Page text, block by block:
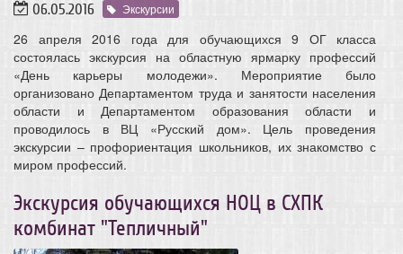
06.05.2016 Экскурсии
26 апреля 2016 года для обучающихся 9 ОГ класса
состоялась экскурсия на областную ярмарку профессий
«День карьеры молодежи». Мероприятие было
организовано Департаментом труда и занятости населения
области и Департаментом образования области и
проводилось в ВЦ «Русский дом». Цель проведения
экскурсии – профориентация школьников, их знакомство с
миром профессий.
Экскурсия обучающихся НОЦ в СХПК
комбинат "Тепличный"